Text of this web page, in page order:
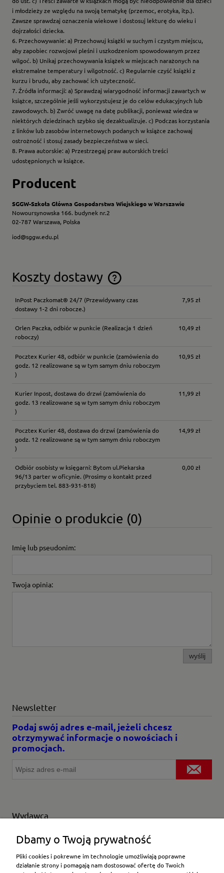
i młodzieży ze względu na swoją tematykę (przemoc, erotyka, itp.).
Zawsze sprawdzaj oznaczenia wiekowe i dostosuj lekturę do wieku i
dojrzałości dziecka.
6. Przechowywanie: a) Przechowuj książki w suchym i czystym miejscu,
aby zapobiec rozwojowi pleśni i uszkodzeniom spowodowanym przez
wilgoć. b) Unikaj przechowywania książek w miejscach narażonych na
ekstremalne temperatury i wilgotność. c) Regularnie czyść książki z
kurzu i brudu, aby zachować ich użyteczność.
7. Źródła informacji: a) Sprawdzaj wiarygodność informacji zawartych w
książce, szczególnie jeśli wykorzystujesz je do celów edukacyjnych lub
zawodowych. b) Zwróć uwagę na datę publikacji, ponieważ wiedza w
niektórych dziedzinach szybko się dezaktualizuje. c) Podczas korzystania
z linków lub zasobów internetowych podanych w książce zachowaj
ostrożność i stosuj zasady bezpieczeństwa w sieci.
8. Prawa autorskie: a) Przestrzegaj praw autorskich treści
udostępnionych w książce.
Producent
SGGW-Szkoła Główna Gospodarstwa Wiejskiego w Warszawie
Nowoursynowska 166. budynek nr.2
02-787 Warszawa, Polska
iod@sggw.edu.pl
Koszty dostawy
Cena nie zawiera ewentualnych kosztów płatności
InPost Paczkomat® 24/7 (Przewidywany czas
dostawy 1-2 dni robocze.)
7,95 zł
Orlen Paczka, odbiór w punkcie (Realizacja 1 dzień
roboczy)
10,49 zł
Pocztex Kurier 48, odbiór w punkcie (zamówienia do
godz. 12 realizowane są w tym samym dniu roboczym
)
10,95 zł
Kurier Inpost, dostawa do drzwi (zamówienia do
godz. 13 realizowane są w tym samym dniu roboczym
)
11,99 zł
Pocztex Kurier 48, dostawa do drzwi (zamówienia do
godz. 12 realizowane są w tym samym dniu roboczym
)
14,99 zł
Odbiór osobisty w księgarni: Bytom ul.Piekarska
96/13 parter w oficynie. (Prosimy o kontakt przed
przybyciem tel. 883-931-818)
0,00 zł
Opinie o produkcie (0)
Imię lub pseudonim:
Twoja opinia:
wyślij
Newsletter
Podaj swój adres e-mail, jeżeli chcesz
otrzymywać informacje o nowościach i
promocjach.
Wydawca
Wybierz producenta
Dbamy o Twoją prywatność
Pliki cookies i pokrewne im technologie umożliwiają poprawne
działanie strony i pomagają nam dostosować ofertę do Twoich